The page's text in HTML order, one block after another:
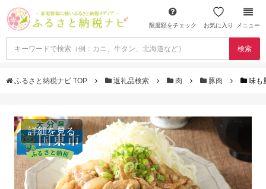
限度額をチェック お気に入り メニュー
検索
ふるさと納税ナビ TOP 返礼品検索 肉 豚肉 味も
詳細を見る